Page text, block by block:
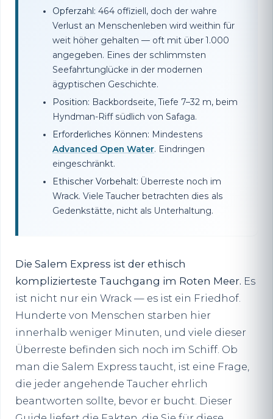
Opferzahl: 464 offiziell, doch der wahre
Verlust an Menschenleben wird weithin für
weit höher gehalten — oft mit über 1.000
angegeben. Eines der schlimmsten
Seefahrtunglücke in der modernen
ägyptischen Geschichte.
Position: Backbordseite, Tiefe 7–32 m, beim
Hyndman-Riff südlich von Safaga.
Erforderliches Können: Mindestens
Advanced Open Water. Eindringen
eingeschränkt.
Ethischer Vorbehalt: Überreste noch im
Wrack. Viele Taucher betrachten dies als
Gedenkstätte, nicht als Unterhaltung.
Die Salem Express ist der ethisch
komplizierteste Tauchgang im Roten Meer. Es
ist nicht nur ein Wrack — es ist ein Friedhof.
Hunderte von Menschen starben hier
innerhalb weniger Minuten, und viele dieser
Überreste befinden sich noch im Schiff. Ob
man die Salem Express taucht, ist eine Frage,
die jeder angehende Taucher ehrlich
beantworten sollte, bevor er bucht. Dieser